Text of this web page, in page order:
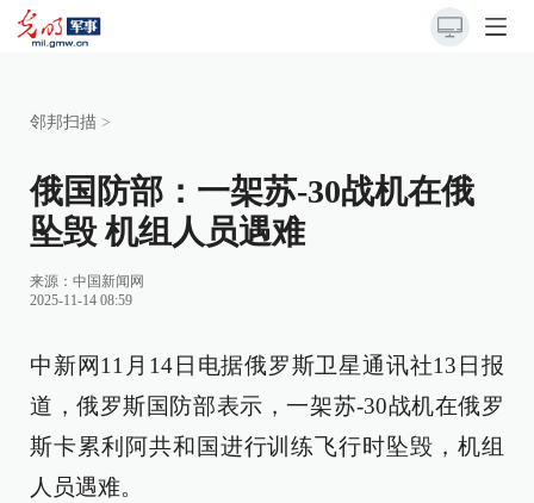
邻邦扫描 >
俄国防部：一架苏-30战机在俄
坠毁 机组人员遇难
来源： 中国新闻网
2025-11-14 08:59
中新网11月14日电据俄罗斯卫星通讯社13日报
道，俄罗斯国防部表示，一架苏-30战机在俄罗
斯卡累利阿共和国进行训练飞行时坠毁，机组
人员遇难。